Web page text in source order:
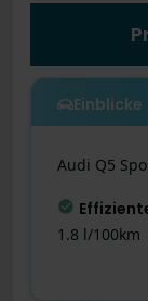
Einblicke
Audi Q5
Letzte
gerade